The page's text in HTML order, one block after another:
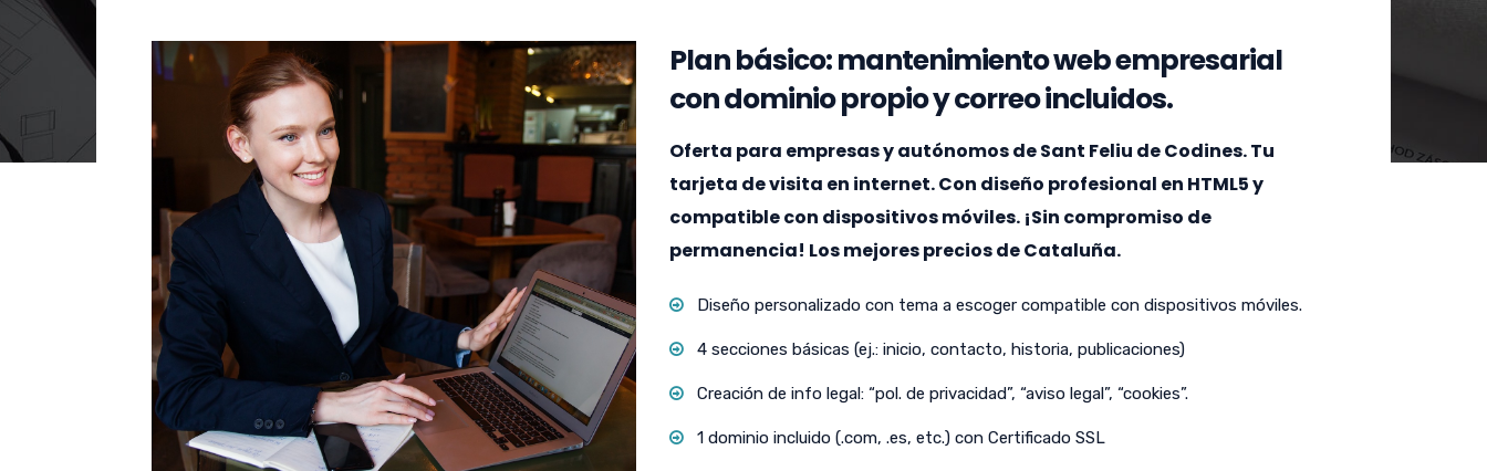
Plan básico: mantenimiento web empresarial
con dominio propio y correo incluidos.
Oferta para empresas y autónomos de Sant Feliu de Codines. Tu
tarjeta de visita en internet. Con diseño profesional en HTML5 y
compatible con dispositivos móviles. ¡Sin compromiso de
permanencia! Los mejores precios de Cataluña.
Diseño personalizado con tema a escoger compatible con dispositivos móviles.
4 secciones básicas (ej.: inicio, contacto, historia, publicaciones)
Creación de info legal: “pol. de privacidad”, “aviso legal”, “cookies”.
1 dominio incluido (.com, .es, etc.) con Certificado SSL